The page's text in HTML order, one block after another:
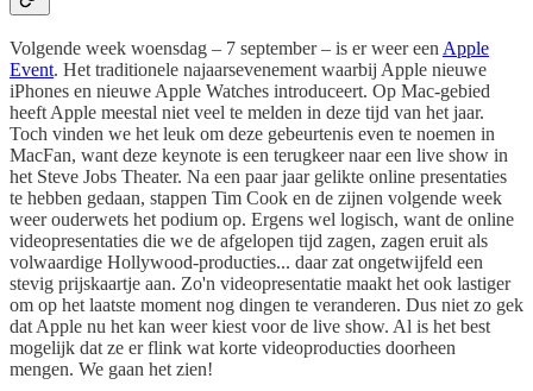
Volgende week woensdag – 7 september – is er weer een Apple
Event. Het traditionele najaarsevenement waarbij Apple nieuwe
iPhones en nieuwe Apple Watches introduceert. Op Mac-gebied
heeft Apple meestal niet veel te melden in deze tijd van het jaar.
Toch vinden we het leuk om deze gebeurtenis even te noemen in
MacFan, want deze keynote is een terugkeer naar een live show in
het Steve Jobs Theater. Na een paar jaar gelikte online presentaties
te hebben gedaan, stappen Tim Cook en de zijnen volgende week
weer ouderwets het podium op. Ergens wel logisch, want de online
videopresentaties die we de afgelopen tijd zagen, zagen eruit als
volwaardige Hollywood-producties... daar zat ongetwijfeld een
stevig prijskaartje aan. Zo'n videopresentatie maakt het ook lastiger
om op het laatste moment nog dingen te veranderen. Dus niet zo gek
dat Apple nu het kan weer kiest voor de live show. Al is het best
mogelijk dat ze er flink wat korte videoproducties doorheen
mengen. We gaan het zien!